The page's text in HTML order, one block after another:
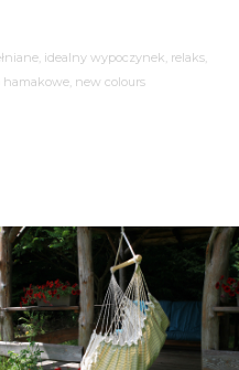
idealny wypoczynek, relaks,
hamakowe, new colours